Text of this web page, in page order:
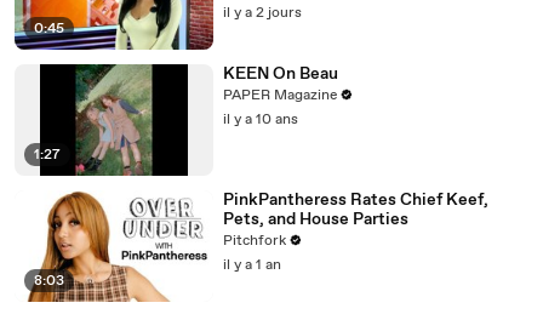
0:45
il y a 2 jours
1:27
KEEN On Beau
PAPER Magazine
il y a 10 ans
8:03
PinkPantheress Rates Chief Keef,
Pets, and House Parties
Pitchfork
il y a 1 an